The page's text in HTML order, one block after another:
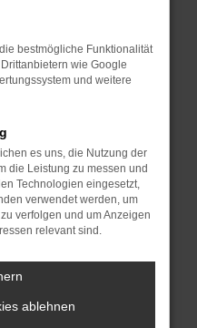
zum Beispiel
wie Werbeblocker,
Seiten
die Seite in einem
in einem privaten
zu beheben.
neuesten Stand
bestmögliche Funktionalität
wie Google
und weitere
es uns, die Nutzung der
die Leistung zu messen und
Technologien eingesetzt,
verwendet werden, um
verfolgen und um Anzeigen
relevant sind.
ablehnen